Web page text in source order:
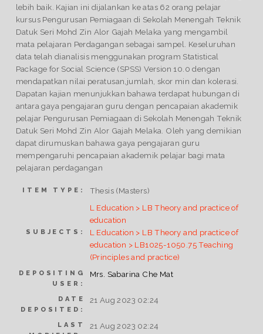
lebih baik. Kajian ini dijalankan ke atas 62 orang pelajar
kursus Pengurusan Pemiagaan di Sekolah Menengah Teknik
Datuk Seri Mohd Zin Alor Gajah Melaka yang mengambil
mata pelajaran Perdagangan sebagai sampel. Keseluruhan
data telah dianalisis menggunakan program Statistical
Package for Social Science (SPSS) Version 10.0 dengan
mendapatkan nilai peratusan,jumlah, skor min dan kolerasi.
Dapatan kajian menunjukkan bahawa terdapat hubungan di
antara gaya pengajaran guru dengan pencapaian akademik
pelajar Pengurusan Pemiagaan di Sekolah Menengah Teknik
Datuk Seri Mohd Zin Alor Gajah Melaka. Oleh yang demikian
dapat dirumuskan bahawa gaya pengajaran guru
mempengaruhi pencapaian akademik pelajar bagi mata
pelajaran perdagangan
ITEM TYPE: Thesis (Masters)
SUBJECTS:
L Education > LB Theory and practice of
education
L Education > LB Theory and practice of
education > LB1025-1050.75 Teaching
(Principles and practice)
DEPOSITING
USER:
Mrs. Sabarina Che Mat
DATE
DEPOSITED:
21 Aug 2023 02:24
LAST
21 Aug 2023 02:24